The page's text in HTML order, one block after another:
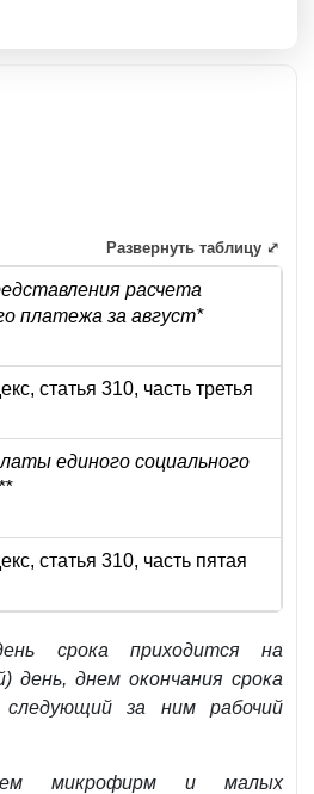
расчета
платежа за август*
статья 310, часть третья
единого социального
статья 310, часть пятая
Развернуть таблицу ⤢
срока приходится на
день, днем окончания срока
за ним рабочий
микрофирм и малых